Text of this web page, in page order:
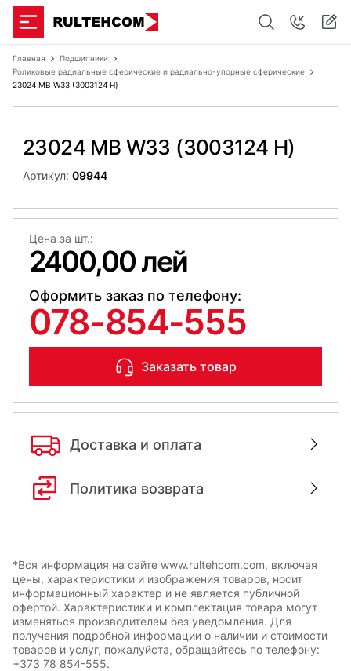
Главная
Подшипники
Роликовые радиальные сферические и радиально-упорные сферические
23024 MB W33 (3003124 Н)
23024 MB W33 (3003124 Н)
Артикул: 09944
Цена за шт.:
2400,00 лей
Оформить заказ по телефону:
078-854-555
Заказать товар
Доставка и оплата
Политика возврата
*Вся информация на сайте www.rultehcom.com, включая
цены, характеристики и изображения товаров, носит
информационный характер и не является публичной
офертой. Характеристики и комплектация товара могут
изменяться производителем без уведомления. Для
получения подробной информации о наличии и стоимости
товаров и услуг, пожалуйста, обращайтесь по телефону:
+373 78 854-555.